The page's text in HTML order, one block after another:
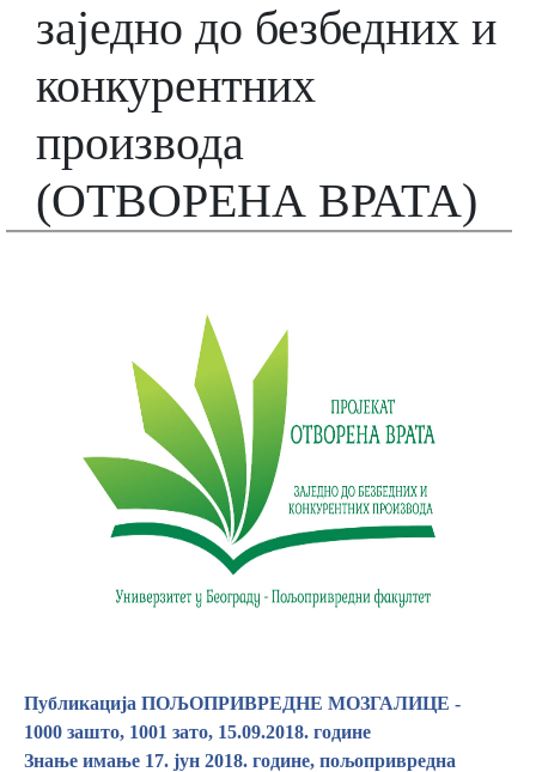
заједно до безбедних и
конкурентних
производа
(ОТВОРЕНА ВРАТА)
Публикација ПОЉОПРИВРЕДНЕ МОЗГАЛИЦЕ -
1000 зашто, 1001 зато, 15.09.2018. године
Знање имање 17. јун 2018. године, пољопривредна